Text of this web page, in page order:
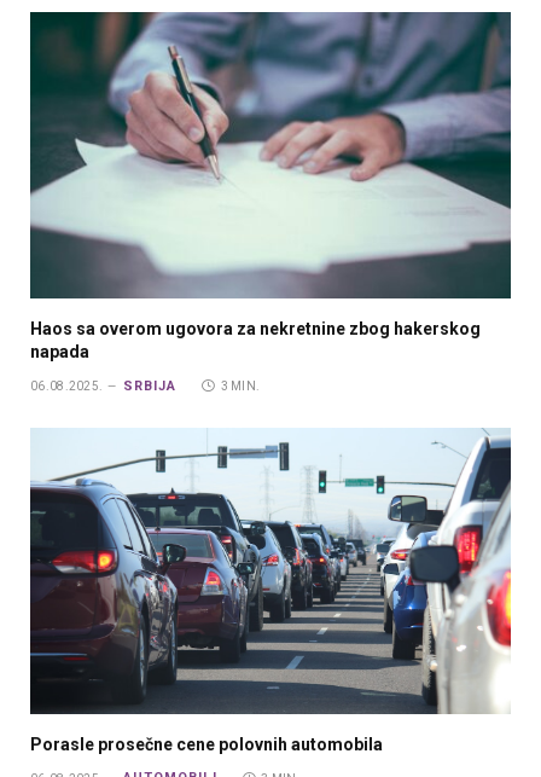
Haos sa overom ugovora za nekretnine zbog hakerskog
napada
06.08.2025. SRBIJA 3 MIN.
Porasle prosečne cene polovnih automobila